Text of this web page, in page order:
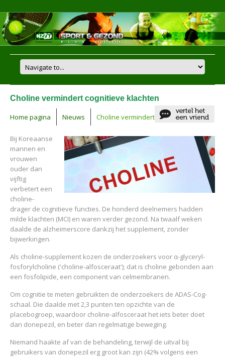
Choline vermindert cognitieve klachten
Home pagina Nieuws Choline vermindert cognitieve klachten
Bij Koreaanse
mannen en
vrouwen
ouder dan
vijftig
verbetert een
choline-
drager de cognitieve functies. De honderd deelnemers hadden
milde klachten (MCI) en waren verder gezond. Na twaalf weken
daalde de alzheimerscore dankzij het supplement, zonder
bijwerkingen.
Als choline-supplement kozen de onderzoekers voor α-glyceryl-
fosforylcholine ('choline-alfosceraat'); dat is choline gebonden aan
een fosfolipide, een component van celmembranen.
Om cognitie te meten gebruikten de onderzoekers de ADAS-Cog-
schaal. Die daalde met 2,3 punten ten opzichte van de
placebogroep, waardoor choline-alfosceraat het iets beter doet
dan donepezil, en beter dan regelmatige beweging.
Niemand haakte af van de behandeling, terwijl de uitval bij
gebruikers van donepezil erg groot kan zijn (42% volgens een